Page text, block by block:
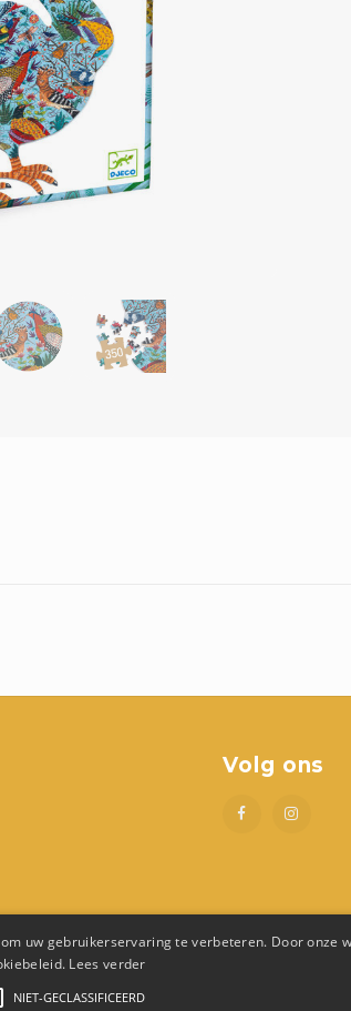
Volg ons
uw gebruikerservaring te verbeteren. Door onze
Lees verder
NIET-GECLASSIFICEERD